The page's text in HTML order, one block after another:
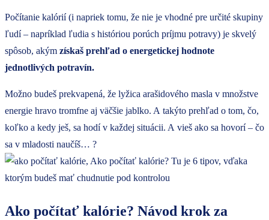
Počítanie kalórií (i napriek tomu, že nie je vhodné pre určité skupiny
ľudí – napríklad ľudia s históriou porúch príjmu potravy) je skvelý
spôsob, akým získaš prehľad o energetickej hodnote
jednotlivých potravín.
Možno budeš prekvapená, že lyžica arašidového masla v množstve
energie hravo tromfne aj väčšie jablko. A takýto prehľad o tom, čo,
koľko a kedy ješ, sa hodí v každej situácii. A vieš ako sa hovorí – čo
sa v mladosti naučíš… ?
Ako počítať kalórie? Návod krok za